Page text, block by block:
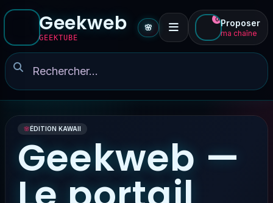
Geekweb
GEEKTUBE
🌸
0 Proposer
ma chaîne
🌸ÉDITION KAWAII
Geekweb —